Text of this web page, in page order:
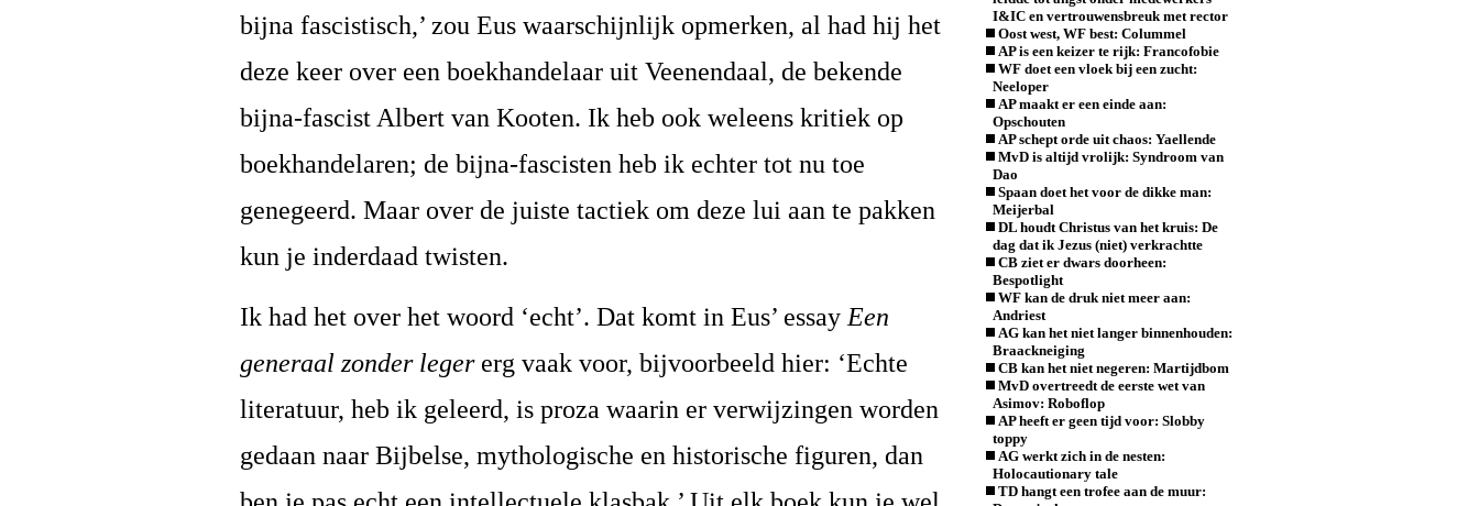
bijna fascistisch,’ zou Eus waarschijnlijk opmerken, al had hij het
deze keer over een boekhandelaar uit Veenendaal, de bekende
bijna-fascist Albert van Kooten. Ik heb ook weleens kritiek op
boekhandelaren; de bijna-fascisten heb ik echter tot nu toe
genegeerd. Maar over de juiste tactiek om deze lui aan te pakken
kun je inderdaad twisten.
Ik had het over het woord ‘echt’. Dat komt in Eus’ essay Een
generaal zonder legererg vaak voor, bijvoorbeeld hier: ‘Echte
literatuur, heb ik geleerd, is proza waarin er verwijzingen worden
gedaan naar Bijbelse, mythologische en historische figuren, dan
I&IC en vertrouwensbreuk met rector
Oost west, WF best: Colummel
AP is een keizer te rijk: Francofobie
WF doet een vloek bij een zucht:
Neeloper
AP maakt er een einde aan:
Opschouten
AP schept orde uit chaos: Yaellende
MvD is altijd vrolijk: Syndroom van
Dao
Spaan doet het voor de dikke man:
Meijerbal
DL houdt Christus van het kruis: De
dag dat ik Jezus (niet) verkrachtte
CB ziet er dwars doorheen:
Bespotlight
WF kan de druk niet meer aan:
Andriest
AG kan het niet langer binnenhouden:
Braackneiging
CB kan het niet negeren: Martijdbom
MvD overtreedt de eerste wet van
Asimov: Roboflop
AP heeft er geen tijd voor: Slobby
toppy
AG werkt zich in de nesten:
Holocautionary tale
TD hangt een trofee aan de muur: